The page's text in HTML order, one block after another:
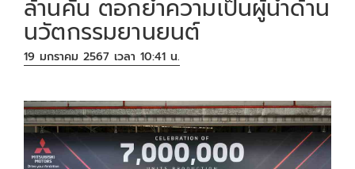
ล้านคัน ตอกย้ำความเป็นผู้นำด้าน
นวัตกรรมยานยนต์
19 มกราคม 2567 เวลา 10:41 น.